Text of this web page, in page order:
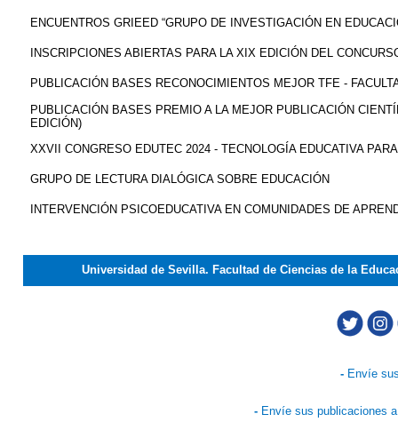
ENCUENTROS GRIEED “GRUPO DE INVESTIGACIÓN EN
INSCRIPCIONES ABIERTAS PARA LA XIX EDICIÓN DEL
PUBLICACIÓN BASES RECONOCIMIENTOS MEJOR TFE -
PUBLICACIÓN BASES PREMIO A LA MEJOR PUBLICACIÓN
EDICIÓN)
XXVII CONGRESO EDUTEC 2024 - TECNOLOGÍA EDUCATIVA
GRUPO DE LECTURA DIALÓGICA SOBRE EDUCACIÓN
INTERVENCIÓN PSICOEDUCATIVA EN COMUNIDADES DE
Universidad de Sevilla. Facultad de Ciencias de la
- Envíe
- Envíe sus publicaciones